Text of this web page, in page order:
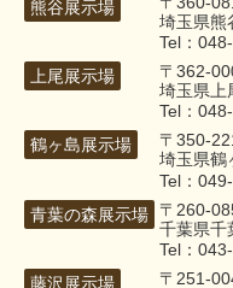
熊谷展示場
埼玉県熊
Tel：
上尾展示場
〒362-
埼玉県上
Tel：
鶴ヶ島展示場
〒350-
埼玉県鶴
Tel：
青葉の森展示場
〒260-
千葉県千
Tel：
藤沢展示場
〒251-